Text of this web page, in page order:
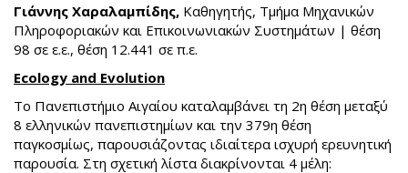
Γιάννης Χαραλαμπίδης, Καθηγητής, Τμήμα Μηχανικών
Πληροφοριακών και Επικοινωνιακών Συστημάτων | θέση
98 σε ε.ε., θέση 12.441 σε π.ε.
Ecology and Evolution
Το Πανεπιστήμιο Αιγαίου καταλαμβάνει τη 2η θέση μεταξύ
8 ελληνικών πανεπιστημίων και την 379η θέση
παγκοσμίως, παρουσιάζοντας ιδιαίτερα ισχυρή ερευνητική
παρουσία. Στη σχετική λίστα διακρίνονται 4 μέλη: